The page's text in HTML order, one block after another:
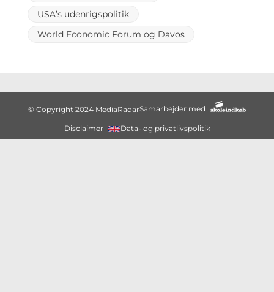
USA’s udenrigspolitik
World Economic Forum og Davos
© Copyright 2024 MediaRadarSamarbejder med
Disclaimer Data- og privatlivspolitik